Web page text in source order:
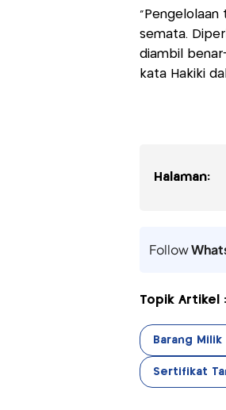
semata.
diambil
kata Hakiki
Halaman:
Follow
Topik Artikel :
Barang Milik
Sertifikat